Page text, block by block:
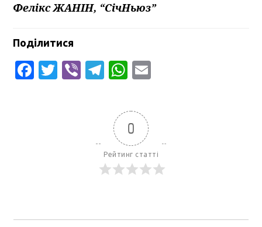
Фелікс ЖАНІН, “СічНьюз”
Поділитися
Facebook
Twitter
ViberTelegram
WhatsApp
0
Рейтинг статті